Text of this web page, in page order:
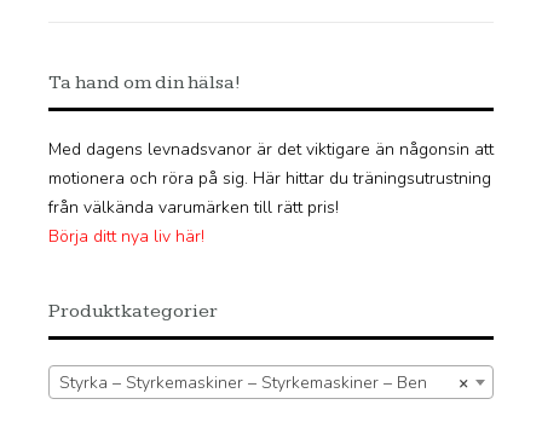
Ta hand om din hälsa!
Med dagens levnadsvanor är det viktigare än någonsin att
motionera och röra på sig. Här hittar du träningsutrustning
från välkända varumärken till rätt pris!
Börja ditt nya liv här!
Produktkategorier
×
Styrka – Styrkemaskiner – Styrkemaskiner – Ben